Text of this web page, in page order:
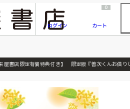
『ONE PIECE magazine 021 ONE PIECEカード付き同梱版』発売延期のご案内
ログイン
0
カート
来屋書店限定有償特典付き】 限定版『善次くんお借